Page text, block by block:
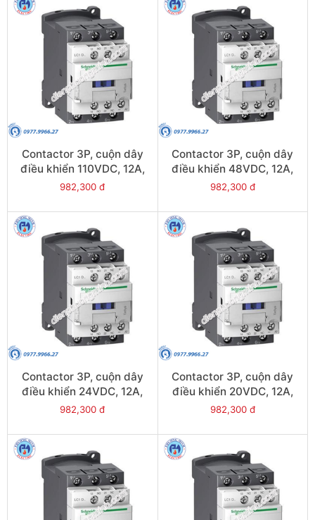
Contactor 3P, cuộn dây
điều khiển 110VDC, 12A,
1N/O, 1N/C - Model
982,300 đ
Contactor 3P, cuộn dây
điều khiển 48VDC, 12A,
1N/O, 1N/C - Model
982,300 đ
Contactor 3P, cuộn dây
điều khiển 24VDC, 12A,
1N/O, 1N/C - Model
982,300 đ
Contactor 3P, cuộn dây
điều khiển 20VDC, 12A,
1N/O, 1N/C - Model
982,300 đ